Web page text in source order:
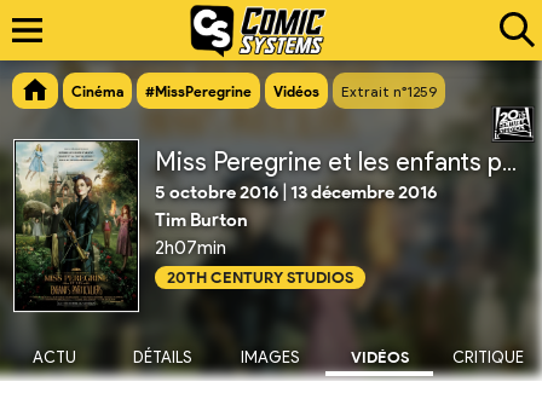
Cinéma #MissPeregrine Vidéos Extrait n°1259
Miss Peregrine et les enfants particuliers
5 octobre 2016| 13 décembre 2016
Tim Burton
2h07min
20TH CENTURY STUDIOS
ACTU DÉTAILS IMAGES VIDÉOS CRITIQUE